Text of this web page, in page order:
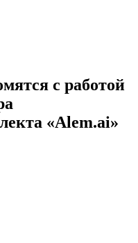
с работой
«Alem.ai»